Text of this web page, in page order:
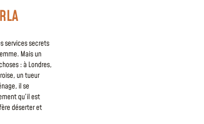
services secrets
Mais un
: à Londres,
un tueur
il se
qu’il est
déserter et